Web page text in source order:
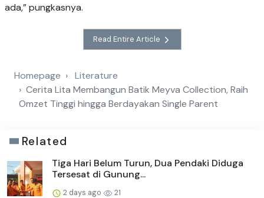
ada,” pungkasnya.
Read Entire Article
Homepage
Literature
Cerita Lita Membangun Batik Meyva Collection, Raih
Omzet Tinggi hingga Berdayakan Single Parent
Related
Tiga Hari Belum Turun, Dua Pendaki Diduga
Tersesat di Gunung...
2 days ago 21